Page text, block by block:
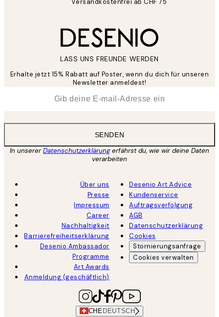
LASS UNS FREUNDE WERDEN
Erhalte jetzt 15% Rabatt auf Poster, wenn du dich für unseren
Newsletter anmeldest!
SENDEN
In unsererDatenschutzerklärungerfährst du, wie wir deine Daten
verarbeiten
Über uns
Presse
Impressum
Career
Nachhaltigkeit
Barrierefreiheitserklärung
Desenio Ambassador
Programme
Art Awards
Anmeldung (geschäftlich)
Desenio Art Advice
Kundenservice
Auftragsverfolgung
AGB
Datenschutzerklärung
Cookies
Stornierungsanfrage
Cookies verwalten
CHE DEUTSCH